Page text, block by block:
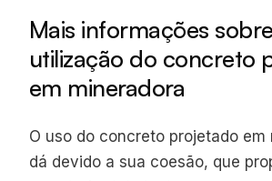
Mais informações
utilização do concreto
em mineradora
O uso do concreto projetado em
dá devido a sua coesão, que